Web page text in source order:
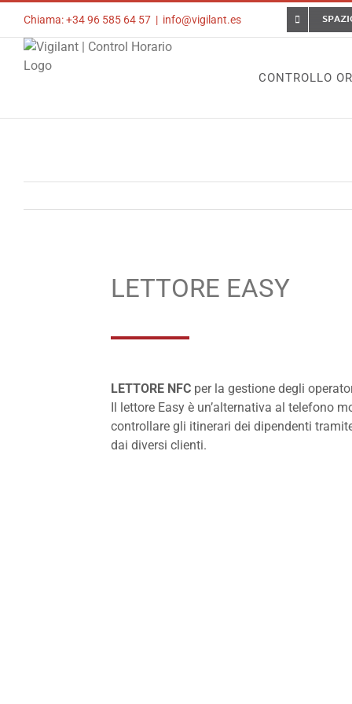
content
Chiama: +34 96 585 64 57 | info@vigilant.es
CONTROLLO
LETTORE EASY
LETTORE NFC per la gestione degli
Il lettore Easy è un’alternativa al telefono
controllare gli itinerari dei dipendenti
dai diversi clienti.